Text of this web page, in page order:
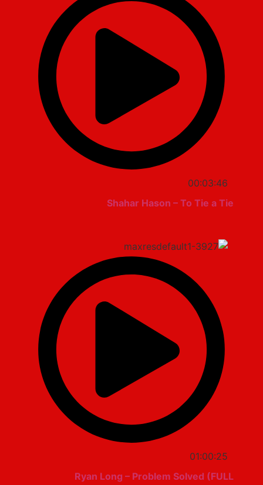
00:03:46
Shahar Hason – To Tie a Tie
01:00:25
Ryan Long – Problem Solved (FULL